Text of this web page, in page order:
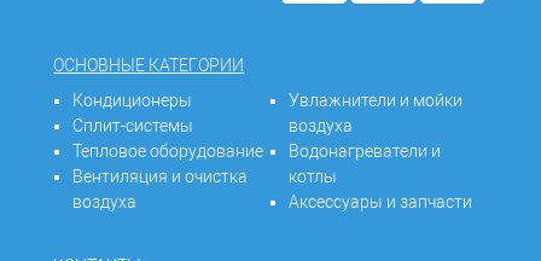
ОСНОВНЫЕ КАТЕГОРИИ
Кондиционеры
Сплит-системы
Тепловое оборудование
Вентиляция и очистка
воздуха
Увлажнители и мойки
воздуха
Водонагреватели и
котлы
Аксессуары и запчасти